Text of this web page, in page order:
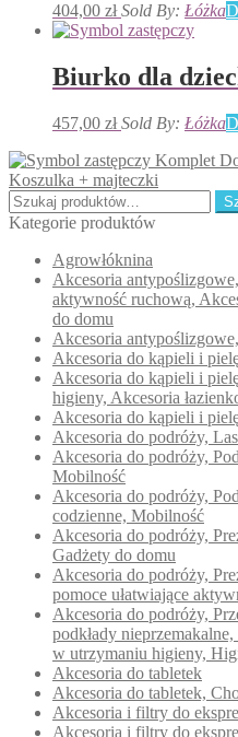
404,00 zł Sold By: Łóżka
Biurko dla
457,00 zł Sold By: Łóżka
Komplet
Koszulka + majteczki
Szukaj:
Kategorie produktów
Agrowłóknina
Akcesoria
aktywność ruchową,
do domu
Akcesoria
Akcesoria do kąpieli i
Akcesoria do kąpieli i
higieny, Akcesoria
Akcesoria do kąpieli i
Akcesoria do podróży,
Akcesoria do podróży,
Mobilność
Akcesoria do podróży,
codzienne, Mobilność
Akcesoria do podróży,
Gadżety do domu
Akcesoria do podróży,
pomoce ułatwiające
Akcesoria do podróży,
podkłady
w utrzymaniu higieny,
Akcesoria do tabletek
Akcesoria do tabletek,
Akcesoria i filtry do
Akcesoria i filtry do